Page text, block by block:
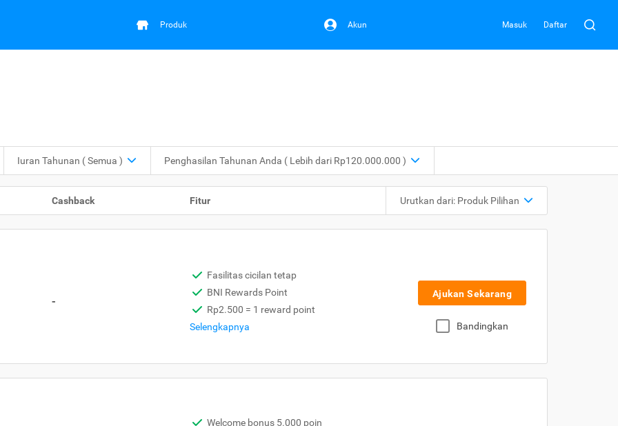
Produk Akun Masuk Daftar
Iuran Tahunan ( Semua ) Penghasilan Tahunan Anda ( Lebih dari Rp120.000.000 )
Cashback Fitur Urutkan dari: Produk Pilihan
-
Fasilitas cicilan tetap
BNI Rewards Point
Rp2.500 = 1 reward point
Selengkapnya
Ajukan Sekarang
Bandingkan
Welcome bonus 5.000 poin